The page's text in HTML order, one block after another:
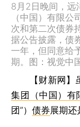
8月2日晚间，远
（中国）有限公
次和第二次债券
据公告披露，债
一年，但同意给
期。图：视觉中
【财新网】
集团（中国）有
团”）债券展期还